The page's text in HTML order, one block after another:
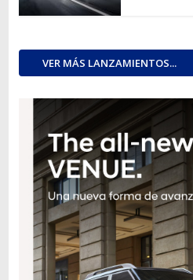
VER MÁS LANZAMIENTOS...